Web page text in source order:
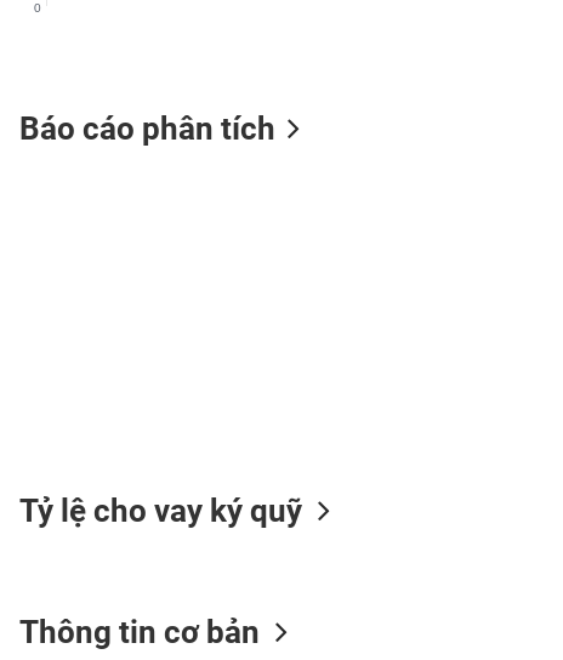
0
Báo cáo phân tích
Tỷ lệ cho vay ký quỹ
Thông tin cơ bản
LIỆU
DÙNG